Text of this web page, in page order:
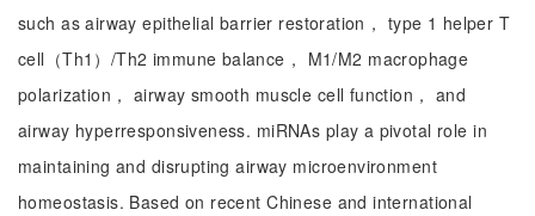
such as airway epithelial barrier restoration， type 1 helper T
cell（Th1）/Th2 immune balance， M1/M2 macrophage
polarization， airway smooth muscle cell function， and
airway hyperresponsiveness. miRNAs play a pivotal role in
maintaining and disrupting airway microenvironment
homeostasis. Based on recent Chinese and international